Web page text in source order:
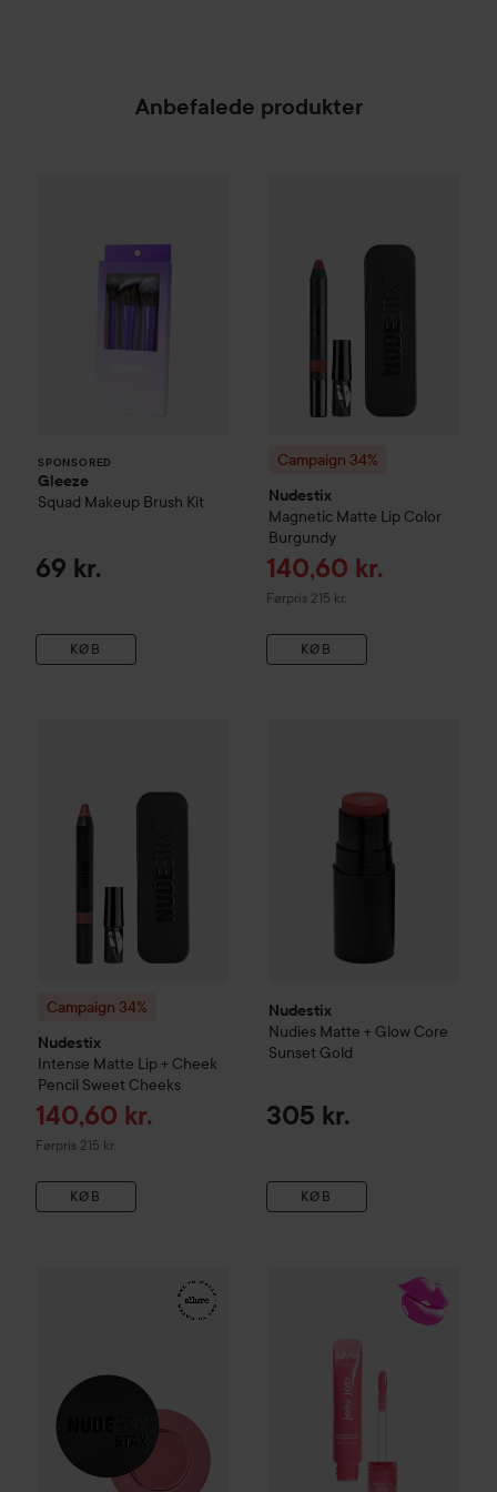
Anbefalede produkter
SPONSORED
Gleeze
Squad Makeup Brush Kit
69 kr.
KØB
Campaign 34%
Nudestix
Magnetic Matte Lip Color
Burgundy
Tilbudspris
140,60 kr.
Førpris 215 kr.
Ordinarie pris 215 kr.
KØB
Campaign 34%
Nudestix
Intense Matte Lip + Cheek
Pencil Sweet Cheeks
Tilbudspris
140,60 kr.
Førpris 215 kr.
Ordinarie pris 215 kr.
KØB
Nudestix
Nudies Matte + Glow Core
Sunset Gold
305 kr.
KØB
Stax All Over Color Blush Balm Love & Roses
NYX PROFESSIONAL